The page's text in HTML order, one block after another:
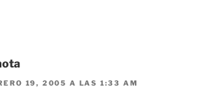
19, 2005 A LAS 1:33 AM